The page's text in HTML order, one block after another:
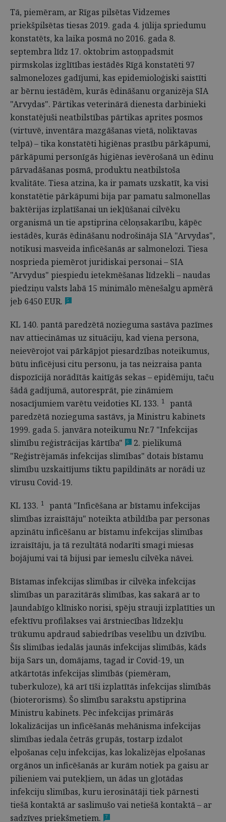
Tā, piemēram, ar Rīgas pilsētas Vidzemes
priekšpilsētas tiesas 2019. gada 4. jūlija spriedumu
konstatēts, ka laika posmā no 2016. gada 8.
septembra līdz 17. oktobrim astoņpadsmit
pirmskolas izglītības iestādēs Rīgā konstatēti 97
salmonelozes gadījumi, kas epidemioloģiski saistīti
ar bērnu iestādēm, kurās ēdināšanu organizēja SIA
"Arvydas". Pārtikas veterinārā dienesta darbinieki
konstatējuši neatbilstības pārtikas aprites posmos
(virtuvē, inventāra mazgāšanas vietā, noliktavas
telpā) – tika konstatēti higiēnas prasību pārkāpumi,
pārkāpumi personīgās higiēnas ievērošanā un ēdinu
pārvadāšanas posmā, produktu neatbilstoša
kvalitāte. Tiesa atzina, ka ir pamats uzskatīt, ka visi
konstatētie pārkāpumi bija par pamatu salmonellas
baktērijas izplatīšanai un iekļūšanai cilvēku
organismā un tie apstiprina cēloņsakarību, kāpēc
iestādēs, kurās ēdināšanu nodrošināja SIA "Arvydas",
notikusi masveida inficēšanās ar salmonelozi. Tiesa
nosprieda piemērot juridiskai personai – SIA
"Arvydus" piespiedu ietekmēšanas līdzekli – naudas
piedziņu valsts labā 15 minimālo mēnešalgu apmērā
jeb 6450 EUR.
5
KL 140. pantā paredzētā nozieguma sastāva pazīmes
nav attiecināmas uz situāciju, kad viena persona,
neievērojot vai pārkāpjot piesardzības noteikumus,
būtu inficējusi citu personu, ja tas neizraisa panta
dispozīcijā norādītās kaitīgās sekas – epidēmiju, taču
šādā gadījumā, autoresprāt, pie zināmiem
nosacījumiem varētu veidoties KL 133. 1
pantā
paredzētā nozieguma sastāvs, ja Ministru kabinets
1999. gada 5. janvāra noteikumu Nr.7 "Infekcijas
slimību reģistrācijas kārtība"
6
2. pielikumā
"Reģistrējamās infekcijas slimības" dotais bīstamu
slimību uzskaitījums tiktu papildināts ar norādi uz
vīrusu Covid-19.
KL 133. 1
pantā "Inficēšana ar bīstamu infekcijas
slimības izraisītāju" noteikta atbildība par personas
apzinātu inficēšanu ar bīstamu infekcijas slimības
izraisītāju, ja tā rezultātā nodarīti smagi miesas
bojājumi vai tā bijusi par iemeslu cilvēka nāvei.
Bīstamas infekcijas slimības ir cilvēka infekcijas
slimības un parazitārās slimības, kas sakarā ar to
ļaundabīgo klīnisko norisi, spēju strauji izplatīties un
efektīvu profilakses vai ārstniecības līdzekļu
trūkumu apdraud sabiedrības veselību un dzīvību.
Šīs slimības iedalās jaunās infekcijas slimībās, kāds
bija Sars un, domājams, tagad ir Covid-19, un
atkārtotās infekcijas slimībās (piemēram,
tuberkuloze), kā arī tīši izplatītās infekcijas slimībās
(bioterorisms). Šo slimību sarakstu apstiprina
Ministru kabinets. Pēc infekcijas primārās
lokalizācijas un inficēšanās mehānisma infekcijas
slimības iedala četrās grupās, tostarp izdalot
elpošanas ceļu infekcijas, kas lokalizējas elpošanas
orgānos un inficēšanās ar kurām notiek pa gaisu ar
pilieniem vai putekļiem, un ādas un gļotādas
infekciju slimības, kuru ierosinātāji tiek pārnesti
tiešā kontaktā ar saslimušo vai netiešā kontaktā – ar
sadzīves priekšmetiem.
7